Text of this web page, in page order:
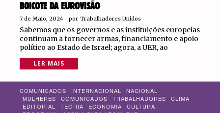
BOICOTE DA EUROVISÃO
7 de Maio, 2024 por Trabalhadores Unidos
Sabemos que os governos e as instituições europeias
continuam a fornecer armas, financiamento e apoio
político ao Estado de Israel; agora, a UER, ao
LER MAIS
COMUNICADOS INTERNACIONAL
NACIONAL
MULHERES
COMUNICADOS TRABALHADORES
CLIMA
EDITORIAL
TEORIA ECONOMIA
CULTURA